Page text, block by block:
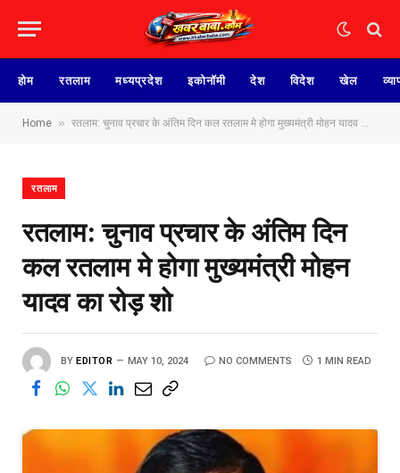
होम रतलाम मध्यप्रदेश इकोनॉमी देश विदेश खेल
Home » रतलाम: चुनाव प्रचार के अंतिम दिन कल रतलाम मे होगा मुख्यमंत्री मोहन यादव का रोड़ शो
रतलाम
रतलाम: चुनाव प्रचार के अंतिम दिन
कल रतलाम मे होगा मुख्यमंत्री मोहन
यादव का रोड़ शो
BY EDITOR MAY 10, 2024 NO COMMENTS 1 MIN READ